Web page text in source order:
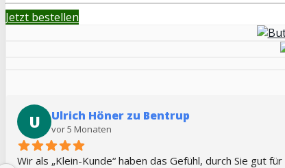
Jetzt bestellen
U Ulrich Höner zu Bentrup
vor 5 Monaten
Wir als „Klein-Kunde“ haben das Gefühl, durch Sie gut